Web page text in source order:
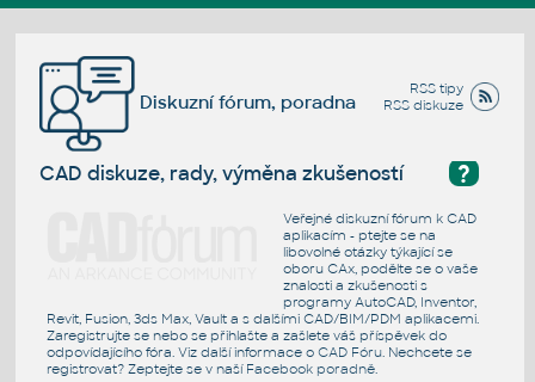
RSS tipy
RSS diskuze
Diskuzní fórum, poradna
?
CAD diskuze, rady, výměna zkušeností
Veřejné diskuzní fórum k CAD
aplikacím - ptejte se na
libovolné otázky týkající se
oboru CAx, podělte se o vaše
znalosti a zkušenosti s
programy AutoCAD, Inventor,
Revit, Fusion, 3ds Max, Vault a s dalšími CAD/BIM/PDM aplikacemi.
Zaregistrujte se nebo se přihlašte a zašlete váš příspěvek do
odpovídajícího fóra. Viz další informace o CAD Fóru. Nechcete se
registrovat? Zeptejte se v naší Facebook poradně.